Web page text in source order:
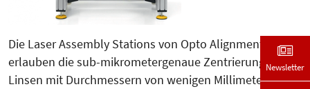
Die Laser Assembly Stations von Op­to Alignment
erlauben die sub-mi­­krometergenaue Zentrierung von
Linsen mit Durchmessern von wenigen Millimetern bis
Newsletter